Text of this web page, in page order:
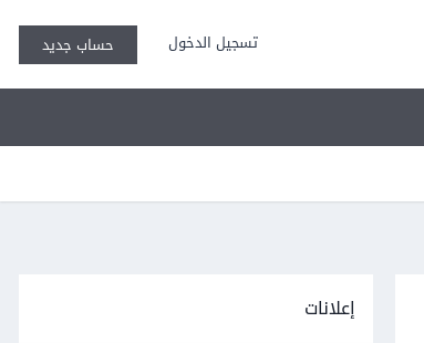
تسجيل الدخول حساب جديد
إعلانات